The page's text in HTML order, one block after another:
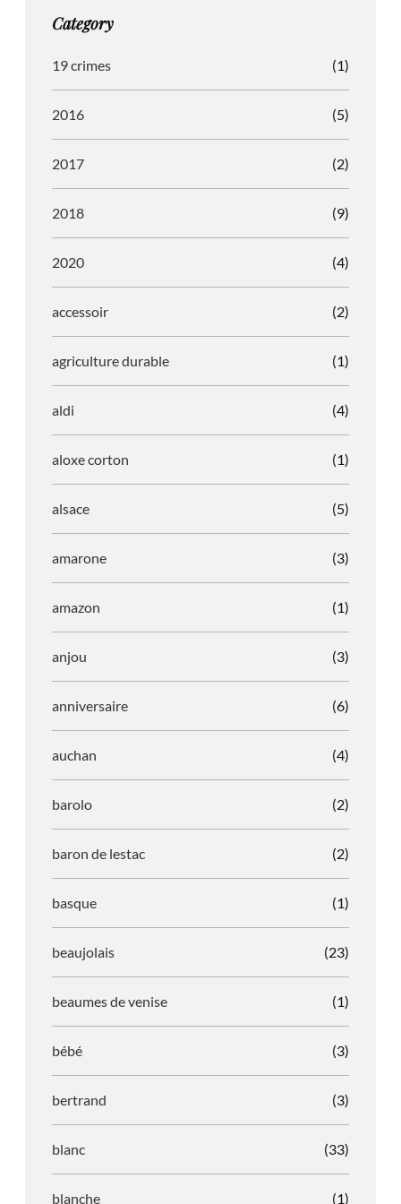
r
m
o
Category
19 crimes (1)
2016 (5)
2017 (2)
2018 (9)
2020 (4)
accessoir (2)
agriculture durable (1)
aldi (4)
aloxe corton (1)
alsace (5)
amarone (3)
amazon (1)
anjou (3)
anniversaire (6)
auchan (4)
barolo (2)
baron de lestac (2)
basque (1)
beaujolais (23)
beaumes de venise (1)
bébé (3)
bertrand (3)
blanc (33)
blanche (1)